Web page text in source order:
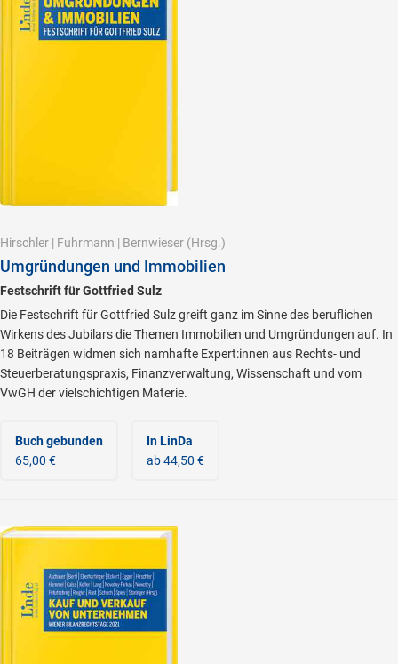
Hirschler | Fuhrmann | Bernwieser (Hrsg.)
Umgründungen und Immobilien
Festschrift für Gottfried Sulz
Die Festschrift für Gottfried Sulz greift ganz im Sinne des beruflichen
Wirkens des Jubilars die Themen Immobilien und Umgründungen auf. In
18 Beiträgen widmen sich namhafte Expert:innen aus Rechts- und
Steuerberatungspraxis, Finanzverwaltung, Wissenschaft und vom
VwGH der vielschichtigen Materie.
Buch gebunden
65,00 €
In LinDa
ab 44,50 €